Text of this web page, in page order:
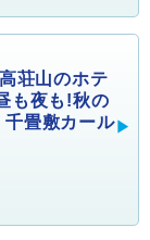
荘山のホテ
も夜も!秋の
千畳敷カール